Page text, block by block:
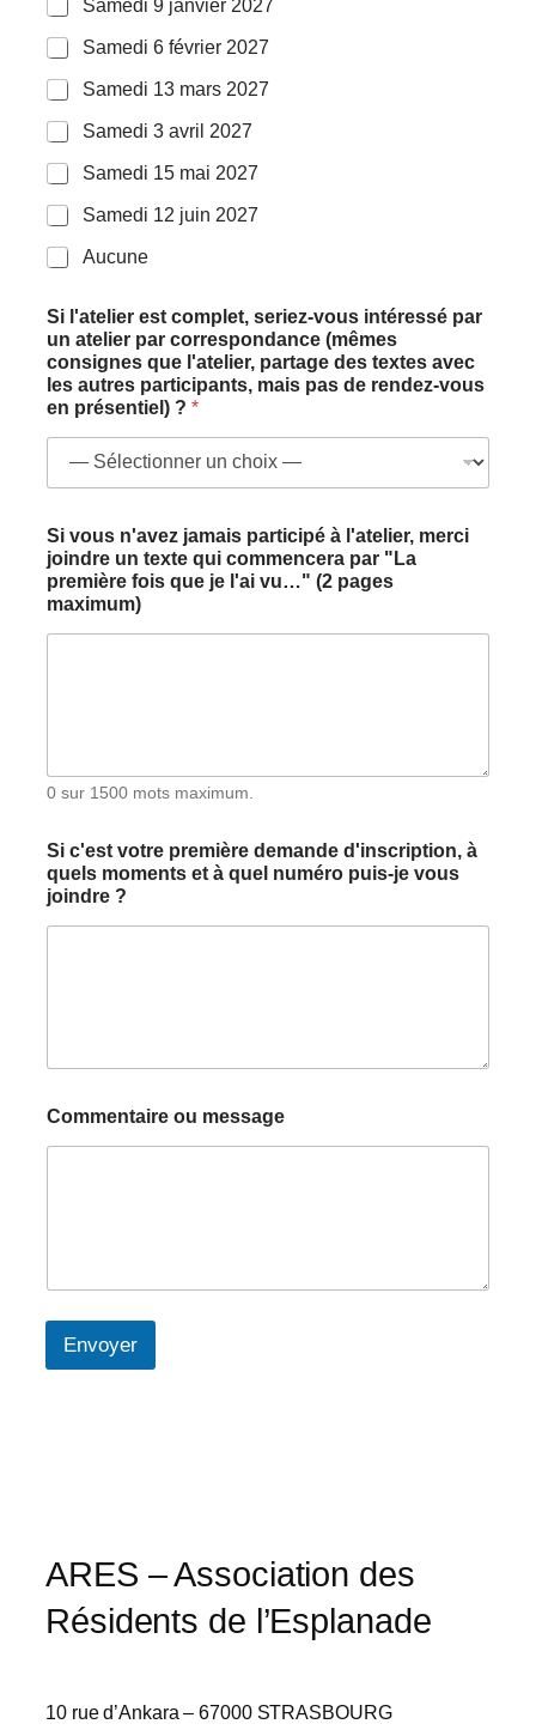
Samedi 9 janvier 2027
Samedi 6 février 2027
Samedi 13 mars 2027
Samedi 3 avril 2027
Samedi 15 mai 2027
Samedi 12 juin 2027
Aucune
Si l'atelier est complet, seriez-vous intéressé par
un atelier par correspondance (mêmes
consignes que l'atelier, partage des textes avec
les autres participants, mais pas de rendez-vous
en présentiel) ? *
Si vous n'avez jamais participé à l'atelier, merci
joindre un texte qui commencera par "La
première fois que je l'ai vu…" (2 pages
maximum)
0 sur 1500 mots maximum.
Si c'est votre première demande d'inscription, à
quels moments et à quel numéro puis-je vous
joindre ?
Commentaire ou message
Envoyer
ARES – Association des
Résidents de l’Esplanade
10 rue d’Ankara – 67000 STRASBOURG